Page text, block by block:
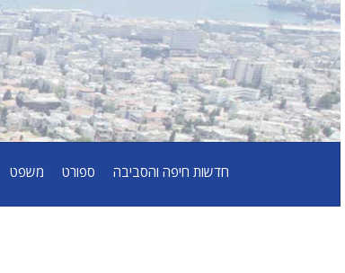
חדשות חיפה והסביבה ספורט משפט